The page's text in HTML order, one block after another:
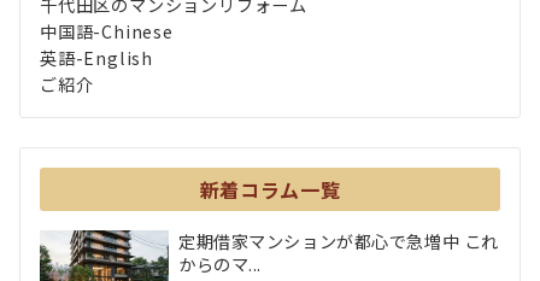
千代田区のマンションリフォーム
中国語-Chinese
英語-English
ご紹介
新着コラム一覧
定期借家マンションが都心で急増中 これ
からのマ...